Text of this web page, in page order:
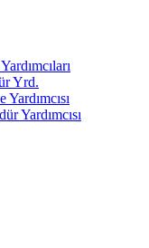
Yrd.
Yardımcısı